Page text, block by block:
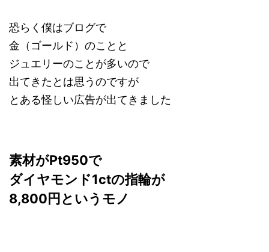
恐らく僕はブログで
金（ゴールド）のことと
ジュエリーのことが多いので
出てきたとは思うのですが
とある怪しい広告が出てきました
素材がPt950で
ダイヤモンド1ctの指輪が
8,800円というモノ